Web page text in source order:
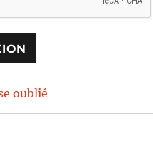
oublié